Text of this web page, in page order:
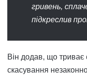
гривень,
підкреслив
Він додав, що
скасування